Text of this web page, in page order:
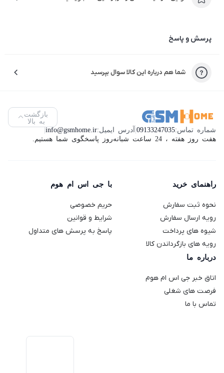
پرسش و پاسخ
شما هم درباره این کالا سوال بپرسید
شماره تماس:09133247035
|آدرس ایمیل:info@gsmhome.ir
|
هفت روز هفته ، 24 ساعت شبانه‌روز پاسخگوی شما هستیم.
بازگشت
به بالا
راهنمای خرید
نحوه ثبت سفارش
رویه ارسال سفارش
شیوه های پرداخت
رویه های بازگرداندن کالا
با جی اس ام هوم
حریم خصوصی
شرایط و قوانین
پاسخ به پرسش های متداول
درباره ما
اتاق خبر جی اس ام هوم
فرصت های شغلی
تماس با ما